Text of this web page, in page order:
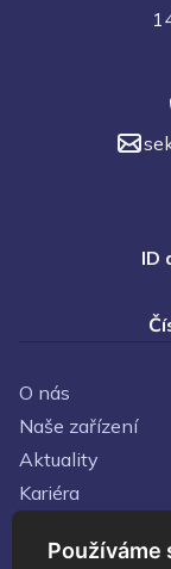
Používáme
ID
O nás
Naše zařízení
Aktuality
Kariéra